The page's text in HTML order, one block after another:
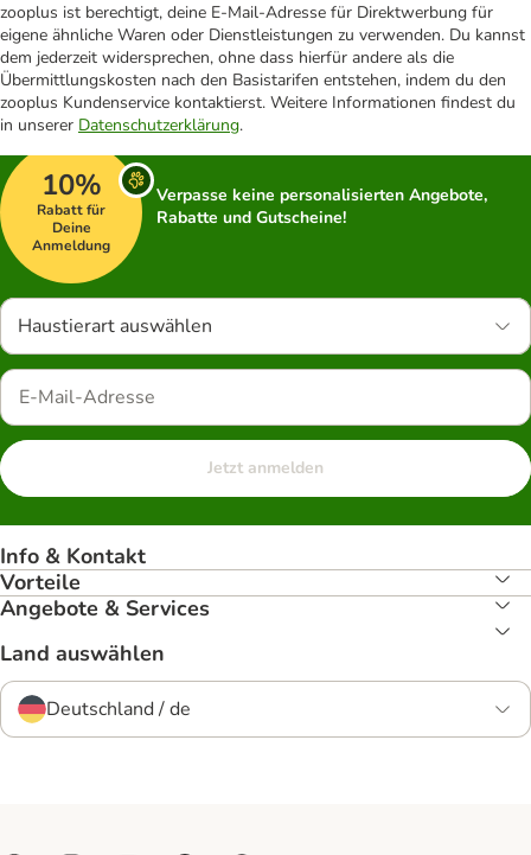
zooplus ist berechtigt, deine E-Mail-Adresse für Direktwerbung für
eigene ähnliche Waren oder Dienstleistungen zu verwenden. Du kannst
dem jederzeit widersprechen, ohne dass hierfür andere als die
Übermittlungskosten nach den Basistarifen entstehen, indem du den
zooplus Kundenservice kontaktierst. Weitere Informationen findest du
in unserer Datenschutzerklärung.
10%
Rabatt für
Deine
Anmeldung
Verpasse keine personalisierten Angebote,
Rabatte und Gutscheine!
Haustierart auswählen
Jetzt anmelden
Info & Kontakt
Vorteile
Angebote & Services
Land auswählen
Deutschland / de